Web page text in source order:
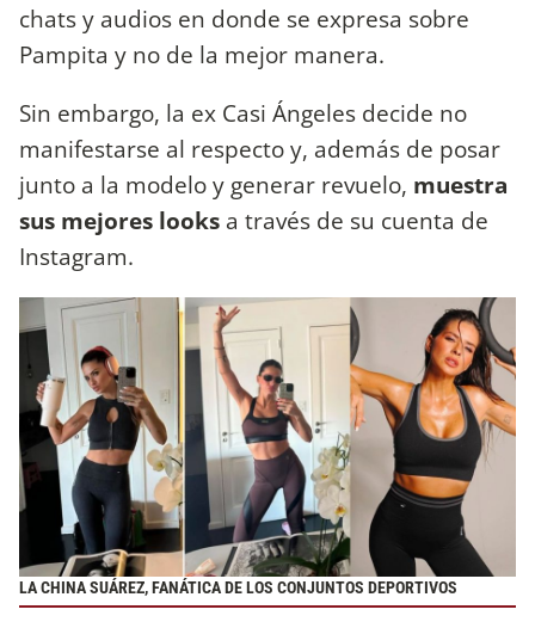
chats y audios en donde se expresa sobre
Pampita y no de la mejor manera.
Sin embargo, la ex Casi Ángeles decide no
manifestarse al respecto y, además de posar
junto a la modelo y generar revuelo, muestra
sus mejores looks a través de su cuenta de
Instagram.
LA CHINA SUÁREZ, FANÁTICA DE LOS CONJUNTOS DEPORTIVOS